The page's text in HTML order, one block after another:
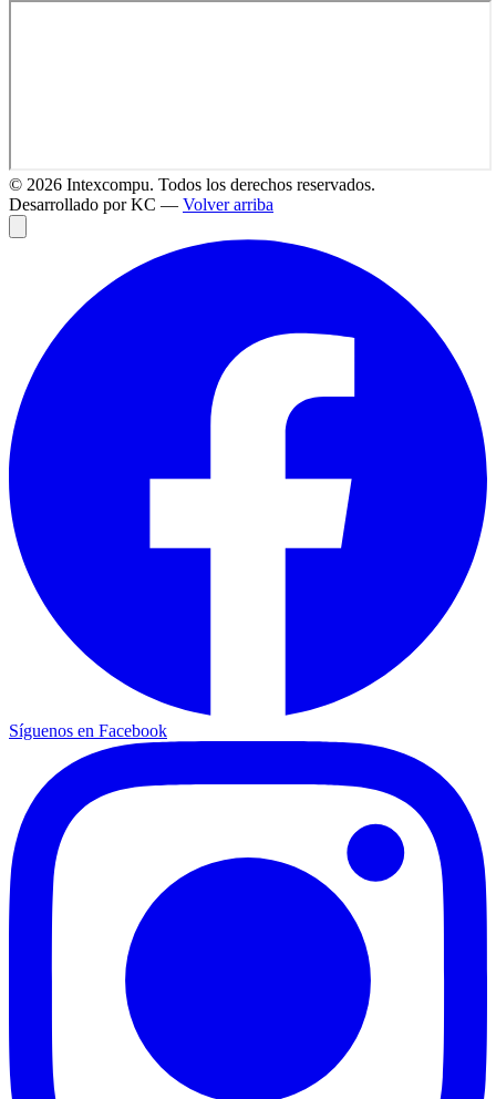
© 2026 Intexcompu. Todos los derechos reservados.
Desarrollado por KC — Volver arriba
Síguenos en Facebook